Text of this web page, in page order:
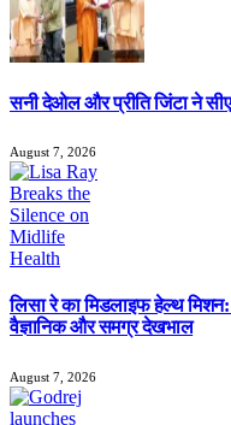
सनी देओल और प्रीति जिंटा ने
August 7, 2026
लिसा रे का मिडलाइफ हेल्थ
वैज्ञानिक और समग्र देखभाल
August 7, 2026